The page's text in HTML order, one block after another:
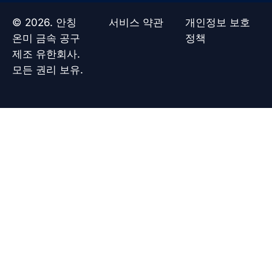
o
o
a
p
p
© 2026. 안칭
온미 금속 공구
제조 유한회사.
모든 권리 보유.
서비스 약관
개인정보 보호
정책